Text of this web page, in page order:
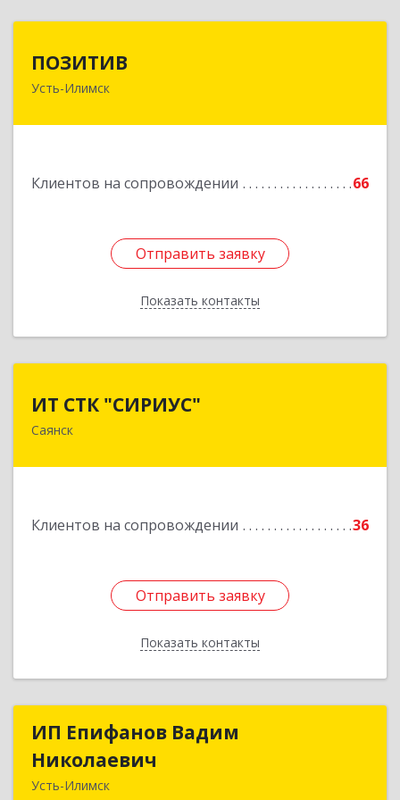
ПОЗИТИВ
Усть-Илимск
Клиентов на сопровождении 66
Отправить заявку
Показать контакты
666679, Иркутская обл, Усть-Илимск г, Дружбы
Отправить заявку
Назад
ИТ СТК "СИРИУС"
Саянск
Клиентов на сопровождении 36
Отправить заявку
Показать контакты
666303, Иркутская обл, Саянск г, Юбилейный
Отправить заявку
Назад
ИП Епифанов Вадим
Николаевич
Усть-Илимск
ИП Епифанов Вадим